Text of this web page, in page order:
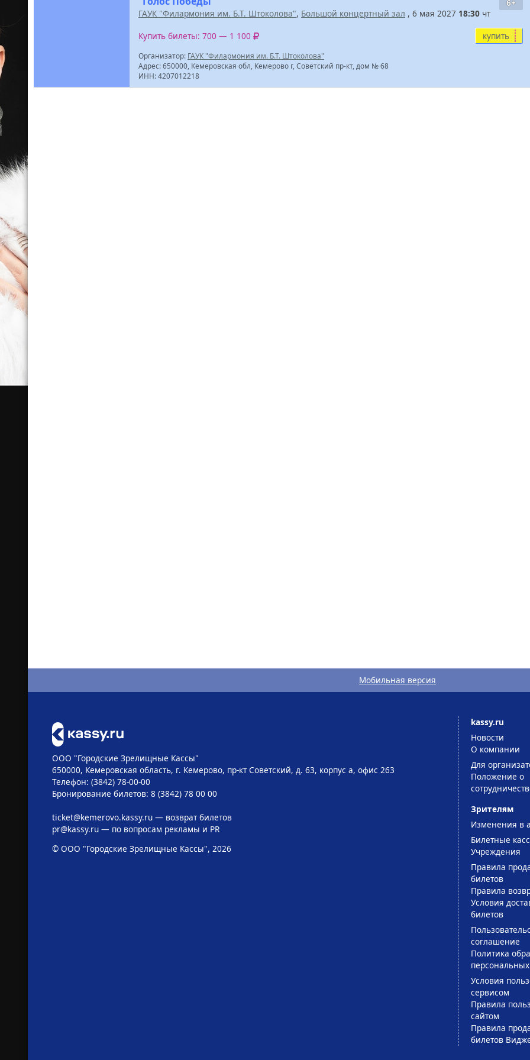
6+
ГАУК "Филармония им. Б.Т. Штоколова", Большой концертный зал , 6 мая 2027 18:30 чт
Купить билеты: 700 — 1 100 купить
Организатор: ГАУК "Филармония им. Б.Т. Штоколова"
Адрес: 650000, Кемеровская обл, Кемерово г, Советский пр-кт, дом № 68
ИНН: 4207012218
Мобильная версия
ООО "Городские Зрелищные Кассы"
650000, Кемеровская область, г. Кемерово, пр-кт Советский, д. 63, корпус а, офис 263
Телефон: (3842) 78-00-00
Бронирование билетов: 8 (3842) 78 00 00
ticket@kemerovo.kassy.ru— возврат билетов
pr@kassy.ru— по вопросам рекламы и PR
© ООО "Городские Зрелищные Кассы", 2026
kassy.ru
Новости
О компании
Для
Положение о
Зрителям
Изменения в
Билетные
Учреждения
Правила
билетов
Правила
Условия
билетов
соглашение
Политика
Условия
сервисом
Правила
сайтом
Правила
билетов